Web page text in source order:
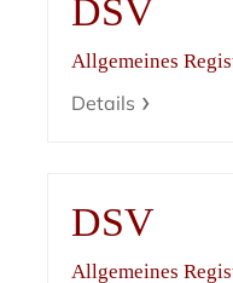
DSV
Allgemeines
Details
DSV
Allgemeines